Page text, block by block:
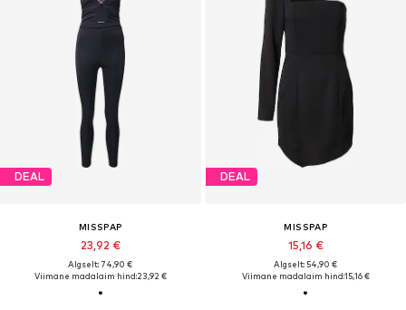
DEAL
MISSPAP
23,92 €
Algselt: 74,90 €
Viimane madalaim hind:23,92 €
DEAL
MISSPAP
15,16 €
Algselt: 54,90 €
Viimane madalaim hind:15,16 €